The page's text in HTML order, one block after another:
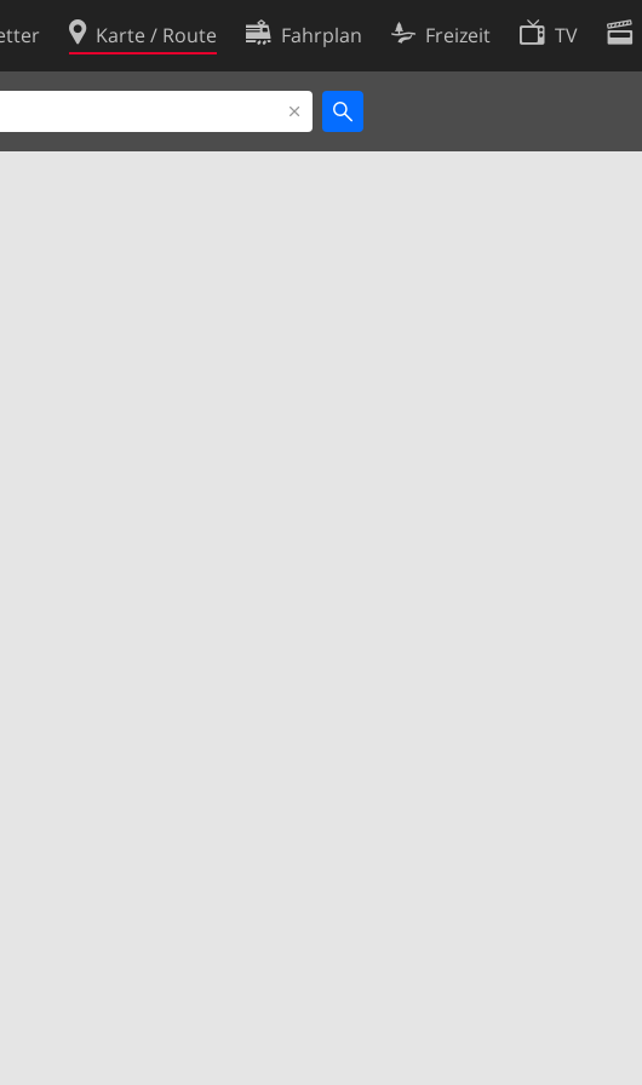
Karte / Route Fahrplan Freizeit TV
Cookie-Richtlinie
Cookie-Einstellungen